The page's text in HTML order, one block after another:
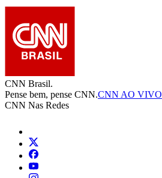
CNN Brasil.
Pense bem, pense CNN.CNN AO VIVO
CNN Nas Redes